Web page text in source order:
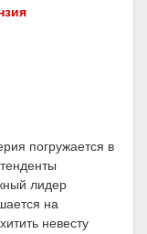
погружается в
лидер
на
невесту